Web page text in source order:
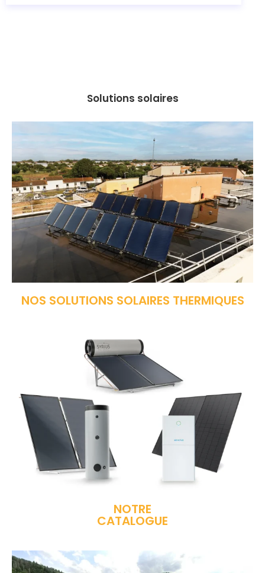
Solutions solaires
NOS SOLUTIONS SOLAIRES THERMIQUES
NOTRE
CATALOGUE